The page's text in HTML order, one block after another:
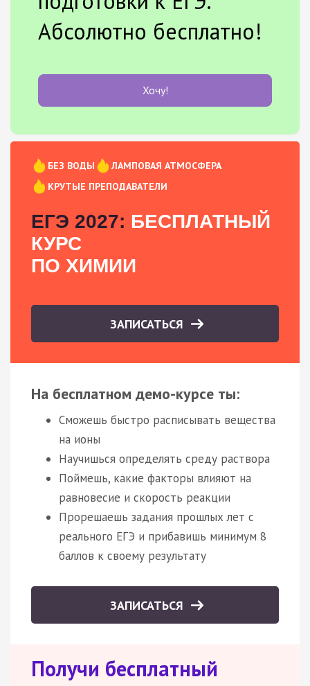
Абсолютно бесплатно!
Хочу!
БЕЗ ВОДЫ
ЛАМПОВАЯ АТМОСФЕРА
КРУТЫЕ ПРЕПОДАВАТЕЛИ
ЕГЭ 2027: БЕСПЛАТНЫЙ
КУРС
ПО ХИМИИ
ЗАПИСАТЬСЯ
На бесплатном демо-курсе ты:
Сможешь быстро расписывать вещества
на ионы
Научишься определять среду раствора
Поймешь, какие факторы влияют на
равновесие и скорость реакции
Прорешаешь задания прошлых лет с
реального ЕГЭ и прибавишь минимум 8
баллов к своему результату
ЗАПИСАТЬСЯ
Получи бесплатный